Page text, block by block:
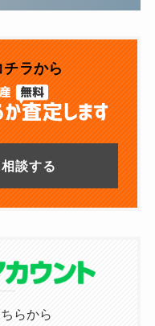
チラから
談する
らから